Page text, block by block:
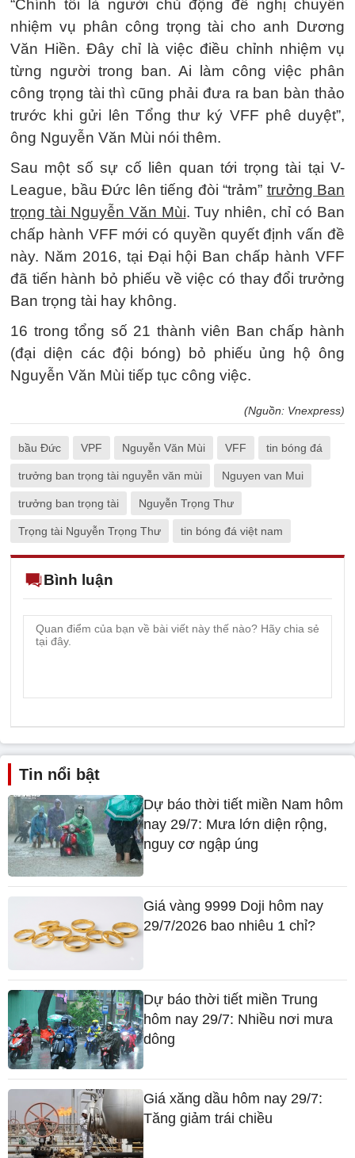
“Chính tôi là người chủ động đề nghị chuyển
nhiệm vụ phân công trọng tài cho anh Dương
Văn Hiền. Đây chỉ là việc điều chỉnh nhiệm vụ
từng người trong ban. Ai làm công việc phân
công trọng tài thì cũng phải đưa ra ban bàn thảo
trước khi gửi lên Tổng thư ký VFF phê duyệt”,
ông Nguyễn Văn Mùi nói thêm.
Sau một số sự cố liên quan tới trọng tài tại V-
League, bầu Đức lên tiếng đòi “trảm” trưởng Ban
trọng tài Nguyễn Văn Mùi. Tuy nhiên, chỉ có Ban
chấp hành VFF mới có quyền quyết định vấn đề
này. Năm 2016, tại Đại hội Ban chấp hành VFF
đã tiến hành bỏ phiếu về việc có thay đổi trưởng
Ban trọng tài hay không.
16 trong tổng số 21 thành viên Ban chấp hành
(đại diện các đội bóng) bỏ phiếu ủng hộ ông
Nguyễn Văn Mùi tiếp tục công việc.
(Nguồn: Vnexpress)
bầu Đức VPF Nguyễn Văn Mùi VFF tin bóng đá
trưởng ban trọng tài nguyễn văn mùi Nguyen van Mui
trưởng ban trọng tài Nguyễn Trọng Thư
Trọng tài Nguyễn Trọng Thư tin bóng đá việt nam
Bình luận
Tin nổi bật
Dự báo thời tiết miền Nam hôm
nay 29/7: Mưa lớn diện rộng,
nguy cơ ngập úng
Giá vàng 9999 Doji hôm nay
29/7/2026 bao nhiêu 1 chỉ?
Dự báo thời tiết miền Trung
hôm nay 29/7: Nhiều nơi mưa
dông
Giá xăng dầu hôm nay 29/7:
Tăng giảm trái chiều